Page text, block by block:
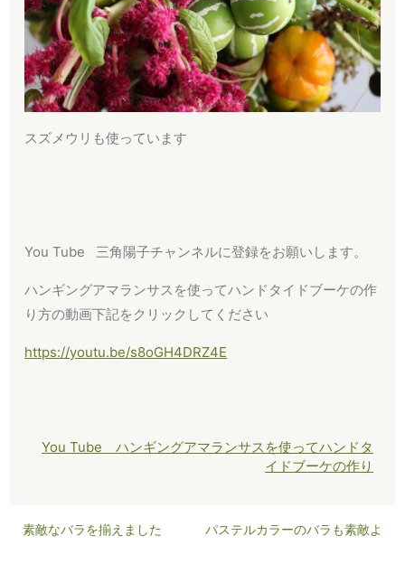
スズメウリも使っています
You Tube 三角陽子チャンネルに登録をお願いします。
ハンギングアマランサスを使ってハンドタイドブーケの作
り方の動画下記をクリックしてください
https://youtu.be/s8oGH4DRZ4E
You Tube ハンギングアマランサスを使ってハンドタ
イドブーケの作り
素敵なバラを揃えました パステルカラーのバラも素敵よ